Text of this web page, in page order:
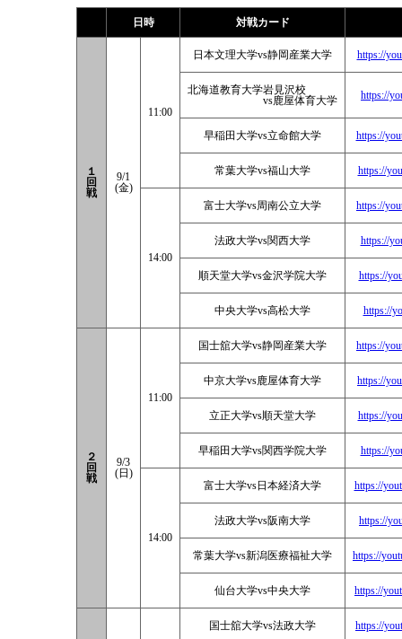
日時 対戦カード
１
回
戦
9/1
(金)
11:00
日本文理大学vs静岡産業大学 https://
北海道教育大学岩見沢校
vs鹿屋体育大学
https://
早稲田大学vs立命館大学 https://
常葉大学vs福山大学 https://
14:00
富士大学vs周南公立大学 https://
法政大学vs関西大学 https://
順天堂大学vs金沢学院大学 https://
中央大学vs高松大学 https://
２
回
戦
9/3
(日)
11:00
国士舘大学vs静岡産業大学 https://
中京大学vs鹿屋体育大学 https://
立正大学vs順天堂大学 https://
早稲田大学vs関西学院大学 https://
14:00
富士大学vs日本経済大学 https://
法政大学vs阪南大学 https://
常葉大学vs新潟医療福祉大学 https://
仙台大学vs中央大学 https://
国士舘大学vs法政大学 https://